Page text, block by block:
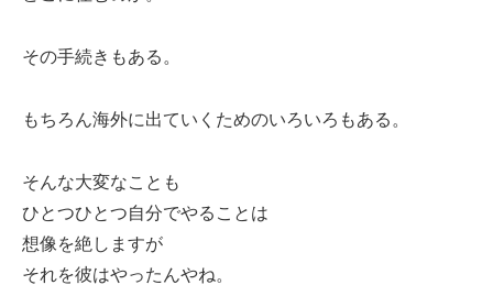
その手続きもある。
もちろん海外に出ていくためのいろいろもある。
そんな大変なことも
ひとつひとつ自分でやることは
想像を絶しますが
それを彼はやったんやね。